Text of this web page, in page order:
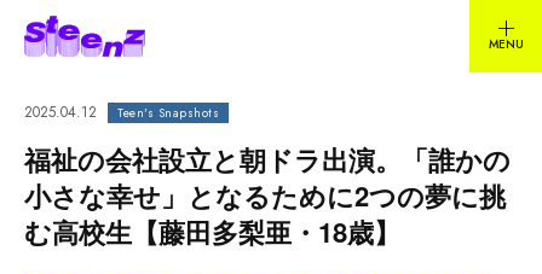
2025.04.12 Teen's Snapshots
福祉の会社設立と朝ドラ出演。「誰かの
小さな幸せ」となるために2つの夢に挑
む高校生【藤田多梨亜・18歳】